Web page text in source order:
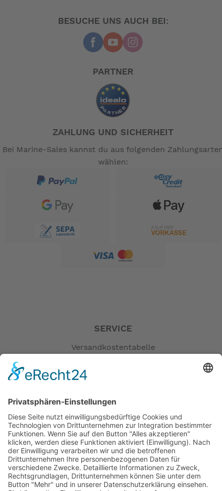
BESUCHE UNS AUCH BEI:
PARTNER
ZAHLUNG UND SICHERHEIT
Bei Marine-Sales kannst du aus folgenden
wählen:
SERVICE
Versandkostentabelle
Erklärung zur Barrierefreiheit
AGB
Öffnungszeiten
Versandpartner
Verfügbarkeiten
Zahlung und Versand
Datenschutz